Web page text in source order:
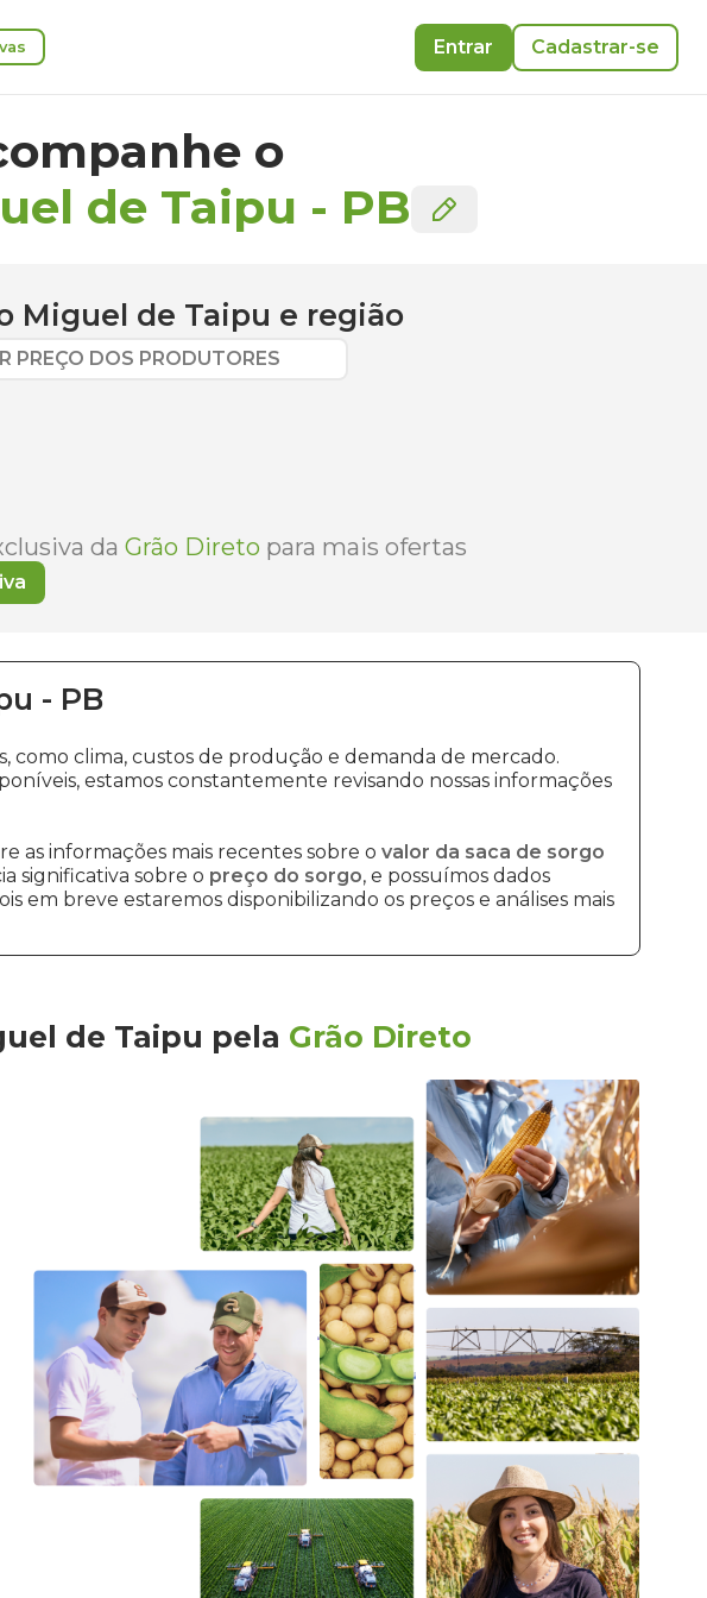
Entrar Cadastrar-se
o
de Taipu - PB
Miguel de Taipu e região
PREÇO DOS PRODUTORES
da Grão Direto para mais ofertas
- PB
como clima, custos de produção e demanda de mercado.
estamos constantemente revisando nossas informações
as informações mais recentes sobre o valor da saca de sorgo
significativa sobre o preço do sorgo, e possuímos dados
em breve estaremos disponibilizando os preços e análises mais
de Taipu pela Grão Direto